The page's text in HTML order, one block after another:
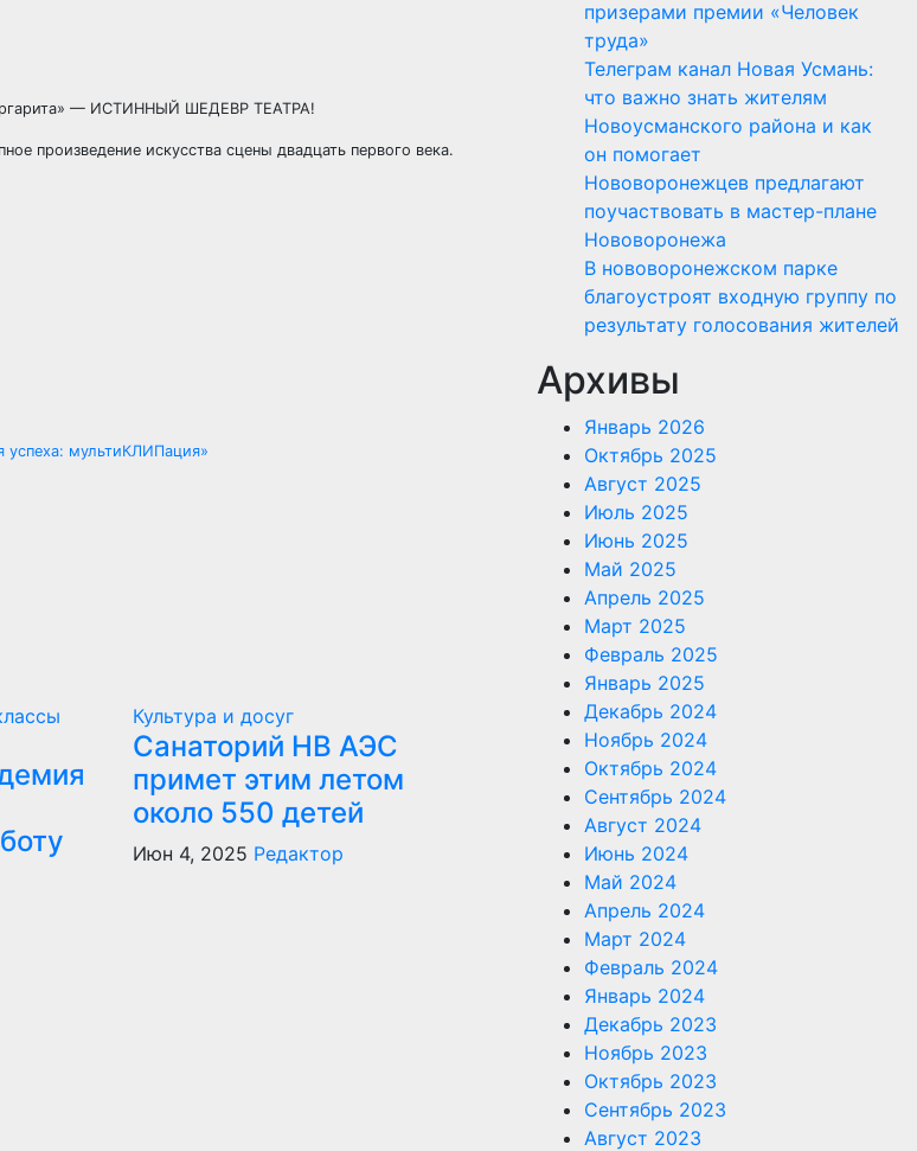
— ИСТИННЫЙ ШЕДЕВР ТЕАТРА!
произведение искусства сцены двадцать первого века.
успеха: мультиКЛИПация»
Культура и досуг
Санаторий НВ АЭС
примет этим летом
около 550 детей
Июн 4, 2025 Редактор
призерами премии «Человек
труда»
Телеграм канал Новая Усмань:
что важно знать жителям
Новоусманского района и как
он помогает
Нововоронежцев предлагают
поучаствовать в мастер-плане
Нововоронежа
В нововоронежском парке
благоустроят входную группу по
результату голосования жителей
Архивы
Январь 2026
Октябрь 2025
Август 2025
Июль 2025
Июнь 2025
Май 2025
Апрель 2025
Март 2025
Февраль 2025
Январь 2025
Декабрь 2024
Ноябрь 2024
Октябрь 2024
Сентябрь 2024
Август 2024
Июнь 2024
Май 2024
Апрель 2024
Март 2024
Февраль 2024
Январь 2024
Декабрь 2023
Ноябрь 2023
Октябрь 2023
Сентябрь 2023
Август 2023